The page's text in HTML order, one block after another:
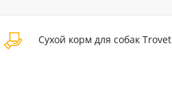
Сухой корм для собак Trovet